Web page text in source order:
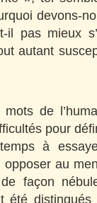
devons-
pas mieux
autant
de
pour
à
opposer au
de façon
été distingués